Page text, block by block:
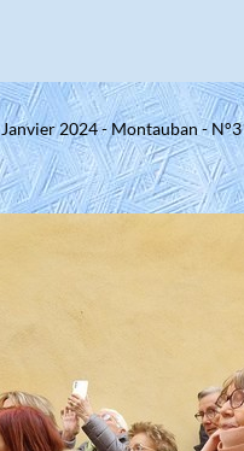
Janvier 2024 - Montauban - N°3